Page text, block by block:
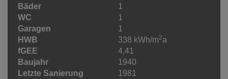
Bäder
1
WC
1
Garagen
1
HWB
338 kWh/m2a
fGEE
4,41
Baujahr
1940
Letzte Sanierung
1981